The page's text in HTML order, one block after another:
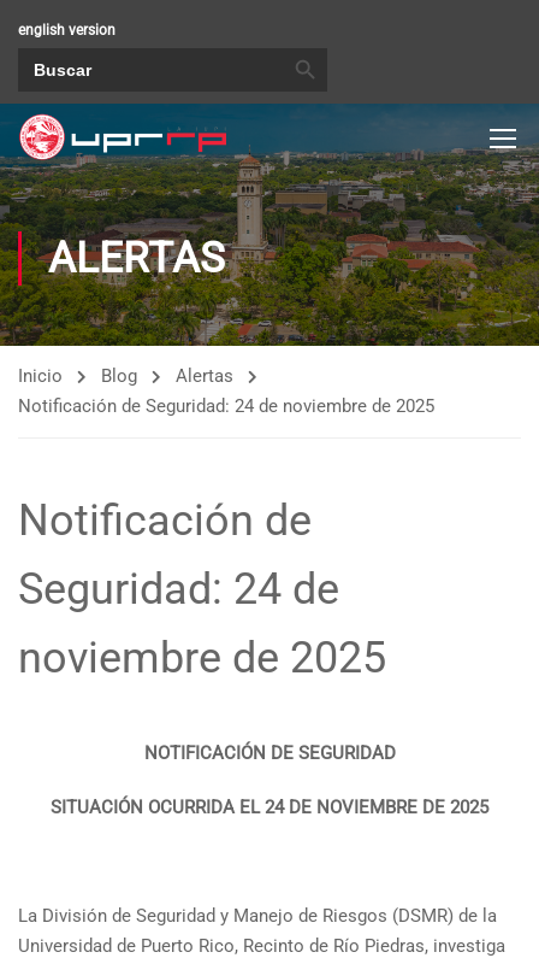
english version
ALERTAS
Inicio Blog
Alertas
Notificación de Seguridad: 24 de noviembre de 2025
Notificación de
Seguridad: 24 de
noviembre de 2025
NOTIFICACIÓN DE SEGURIDAD
SITUACIÓN OCURRIDA EL 24 DE NOVIEMBRE DE 2025
La División de Seguridad y Manejo de Riesgos (DSMR) de la
Universidad de Puerto Rico, Recinto de Río Piedras, investiga